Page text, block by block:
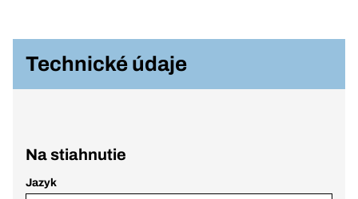
Technické údaje
Na stiahnutie
Jazyk